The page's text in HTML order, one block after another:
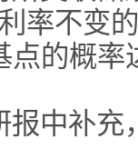
率不变
点的概率
报中补